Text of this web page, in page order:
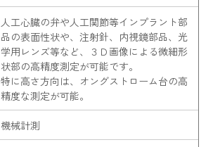
人工心臓の弁や人工関節等インプラント部
品の表面性状や、注射針、内視鏡部品、光
学用レンズ等など、３Ｄ画像による微細形
状部の高精度測定が可能です。
特に高さ方向は、オングストローム台の高
精度な測定が可能。
機械計測